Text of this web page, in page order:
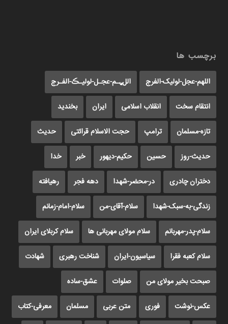
برچسب ها
اللهم-عجل-لولیک-الفرج اللﮩـم-عجـل-لولیـڪ-الفـرج
انتقام سخت انقلاب اسلامی ایران بخندید
تازه-مسلمان ترامپ حجت الاسلام قرائتی حدیث
حدیث-روز حسین حکیم-دیهور خبر خدا
دختران چادری در-محضر-شهدا دهه فجر رهیافته
زندگی-به-سبک-شهدا سلام-آقای-من سلام-امام-زمانم
سلام-پدر-مهربانم سلام مولای مهربانی ها سلام کربلای ایران
سلام کعبه فقرا سیاسیون-ایران شناخت رهبری شهادت
صبحت بخیر مولای من صلوات عشق-ساده
عکس-نوشت فوری متن عربی مسلمان معرفی-کتاب